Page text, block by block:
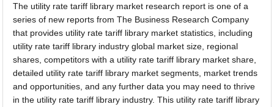
The utility rate tariff library market research report is one of a
series of new reports from The Business Research Company
that provides utility rate tariff library market statistics, including
utility rate tariff library industry global market size, regional
shares, competitors with a utility rate tariff library market share,
detailed utility rate tariff library market segments, market trends
and opportunities, and any further data you may need to thrive
in the utility rate tariff library industry. This utility rate tariff library